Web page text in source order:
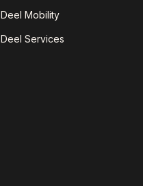
Deel Mobility
Deel Services